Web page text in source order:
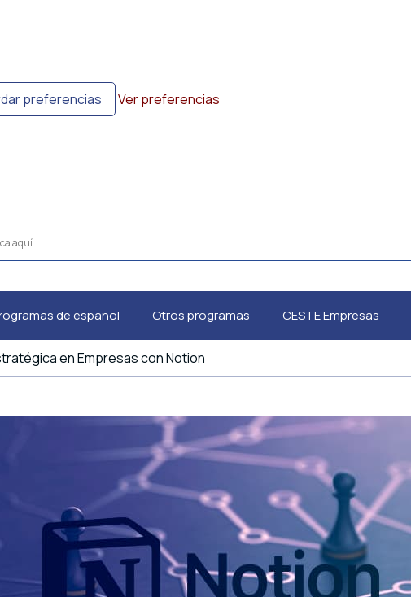
preferencias
Ver preferencias
de español Otros programas CESTE Empresas
en Empresas con Notion